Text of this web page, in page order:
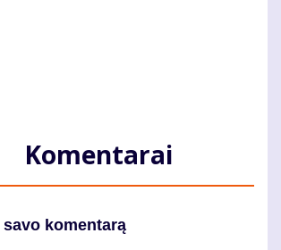
Komentarai
komentarą